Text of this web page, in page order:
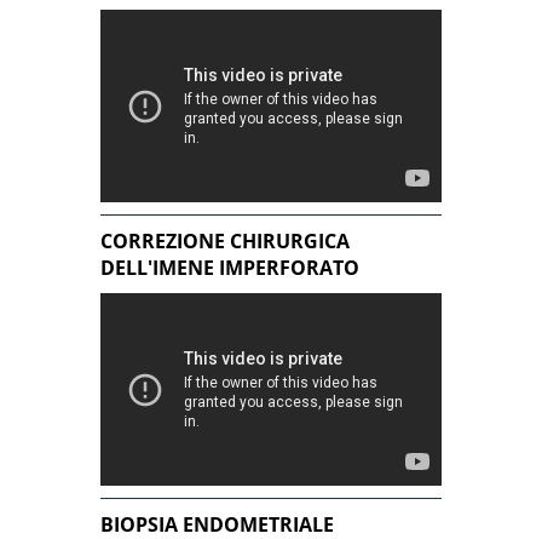
CORREZIONE CHIRURGICA
DELL'IMENE IMPERFORATO
BIOPSIA ENDOMETRIALE